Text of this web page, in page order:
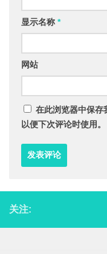
显示名称 *
网站
在此浏览器中保存
以便下次评论时使用。
关注: